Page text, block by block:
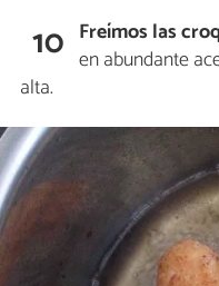
10 Freímos las
en abundante
alta.